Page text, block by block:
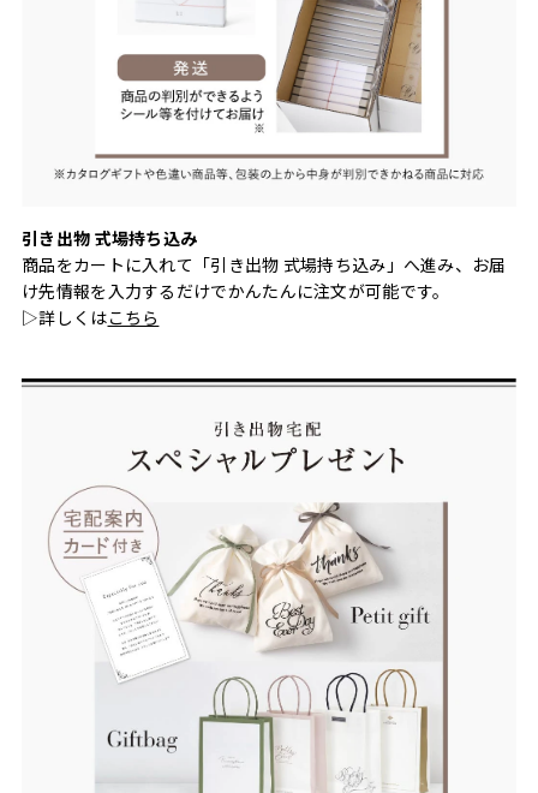
引き出物 式場持ち込み
商品をカートに入れて「引き出物 式場持ち込み」へ進み、お届
け先情報を入力するだけでかんたんに注文が可能です。
▷詳しくはこちら